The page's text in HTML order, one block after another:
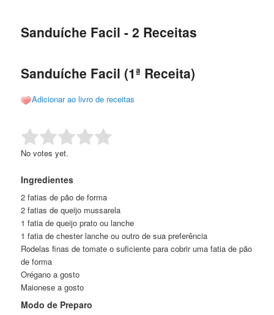
conteúdo
conteúdo
Sanduíche Facil - 2 Receitas
Sanduíche Facil (1ª Receita)
Adicionar ao livro de receitas
Rate this item: Submit Rating
No votes yet.
Ingredientes
2 fatias de pão de forma
2 fatias de queijo mussarela
1 fatia de queijo prato ou lanche
1 fatia de chester lanche ou outro de sua preferência
Rodelas finas de tomate o suficiente para cobrir uma fatia de pão
de forma
Orégano a gosto
Maionese a gosto
Modo de Preparo